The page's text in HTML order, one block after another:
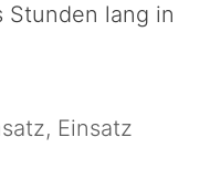
Stunden lang in
, Einsatz